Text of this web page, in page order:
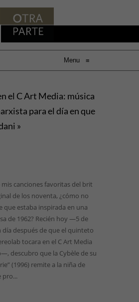
Menu ≡
el C Art Media: música
para el día en que
»
canciones favoritas del brit
de los noventa, ¿cómo no
que estaba inspirada en una
de 1962? Recién hoy —5 de
después de que el quinteto
tocara en el C Art Media
descubro que la Cybèle de su
(1996) remite a la niña de
pro...